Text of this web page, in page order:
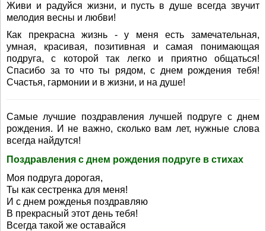
Живи и радуйся жизни, и пусть в душе всегда звучит
мелодия весны и любви!
Как прекрасна жизнь - у меня есть замечательная,
умная, красивая, позитивная и самая понимающая
подруга, с которой так легко и приятно общаться!
Спасибо за то что ты рядом, с днем рождения тебя!
Счастья, гармонии и в жизни, и на душе!
Самые лучшие поздравления лучшей подруге с днем
рождения. И не важно, сколько вам лет, нужные слова
всегда найдутся!
Поздравления с днем рождения подруге в стихах
Моя подруга дорогая,
Ты как сестренка для меня!
И с днем рожденья поздравляю
В прекрасный этот день тебя!
Всегда такой же оставайся